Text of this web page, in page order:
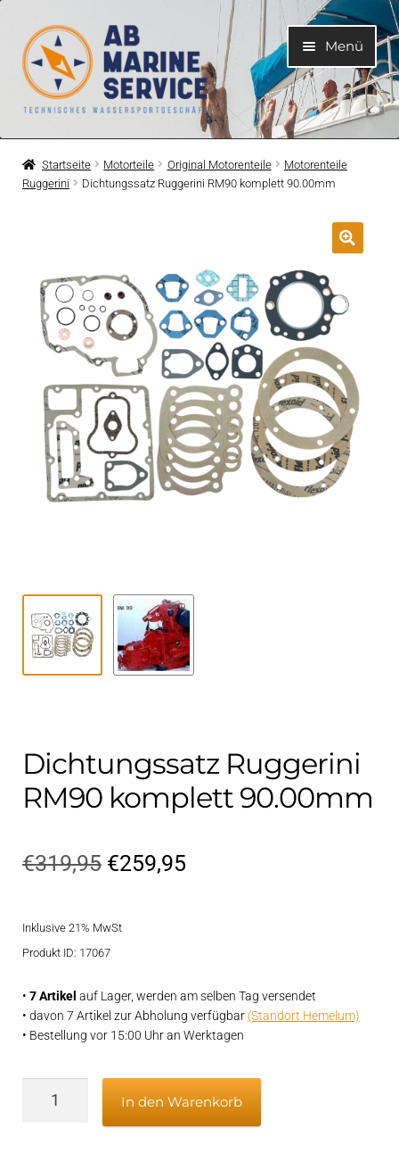
Zur
Navigation
springen
Zum
Inhalt
springen
Menü
Home
Motoren
Bootelektrik
öffnen
Kühlsystem
öffnen
Kontakt
öffnen
Technikblog
Deutsch
Startseite Motorteile Original Motorenteile
Motorenteile
Ruggerini
Dichtungssatz Ruggerini RM90 komplett 90.00mm
Dichtungssatz Ruggerini
RM90 komplett 90.00mm
€319,95 Ursprünglicher
war:
€259,95Aktueller
Inklusive 21% MwSt
Produkt ID: 17067
• 7 Artikel auf Lager, werden am selben Tag versendet
• davon 7 Artikel zur Abholung verfügbar (Standort Hemelum)
• Bestellung vor 15:00 Uhr an Werktagen
In den Warenkorb